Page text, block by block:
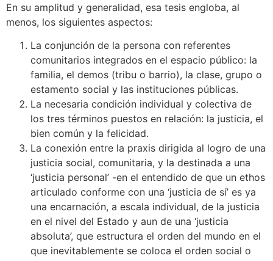
En su amplitud y generalidad, esa tesis engloba, al
menos, los siguientes aspectos:
La conjunción de la persona con referentes
comunitarios integrados en el espacio público: la
familia, el demos (tribu o barrio), la clase, grupo o
estamento social y las instituciones públicas.
La necesaria condición individual y colectiva de
los tres términos puestos en relación: la justicia, el
bien común y la felicidad.
La conexión entre la praxis dirigida al logro de una
justicia social, comunitaria, y la destinada a una
‘justicia personal’ -en el entendido de que un ethos
articulado conforme con una ‘justicia de sí’ es ya
una encarnación, a escala individual, de la justicia
en el nivel del Estado y aun de una ‘justicia
absoluta’, que estructura el orden del mundo en el
que inevitablemente se coloca el orden social o